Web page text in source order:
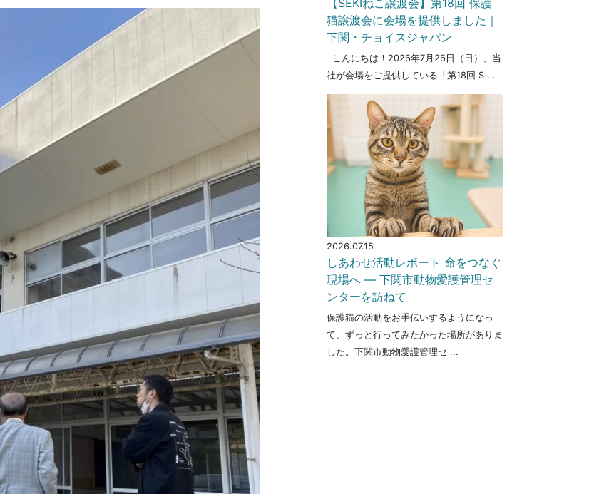
猫譲渡会に会場を提供しました｜
下関・チョイスジャパン
こんにちは！2026年7月26日（日）、当
社が会場をご提供している「第18回 S ...
2026.07.15
しあわせ活動レポート 命をつなぐ
現場へ ― 下関市動物愛護管理セ
ンターを訪ねて
保護猫の活動をお手伝いするようになっ
て、ずっと行ってみたかった場所がありま
した。下関市動物愛護管理セ ...